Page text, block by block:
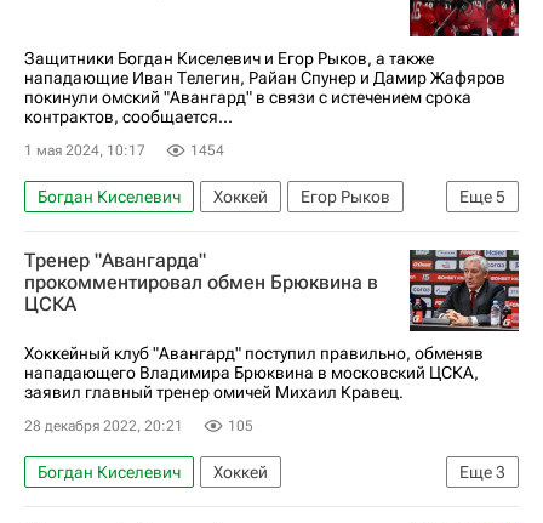
Защитники Богдан Киселевич и Егор Рыков, а также
нападающие Иван Телегин, Райан Спунер и Дамир Жафяров
покинули омский "Авангард" в связи с истечением срока
контрактов, сообщается...
1 мая 2024, 10:17 1454
Еще5
Богдан Киселевич Хоккей
Егор Рыков
Авангард
Ак Барс Иван Телегин
ЦСКА
Спорт
Тренер "Авангарда"
прокомментировал обмен Брюквина в
ЦСКА
Хоккейный клуб "Авангард" поступил правильно, обменяв
нападающего Владимира Брюквина в московский ЦСКА,
заявил главный тренер омичей Михаил Кравец.
28 декабря 2022, 20:21 105
Еще3
Богдан Киселевич
Хоккей
Владимир Брюквин
Михаил Кравец